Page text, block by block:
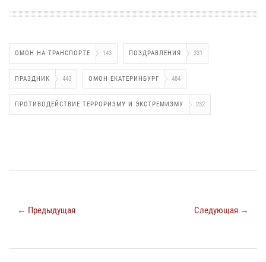
ОМОН НА ТРАНСПОРТЕ 143 ПОЗДРАВЛЕНИЯ 331
ПРАЗДНИК 443 ОМОН ЕКАТЕРИНБУРГ 484
ПРОТИВОДЕЙСТВИЕ ТЕРРОРИЗМУ И ЭКСТРЕМИЗМУ 232
← Предыдущая Следующая →